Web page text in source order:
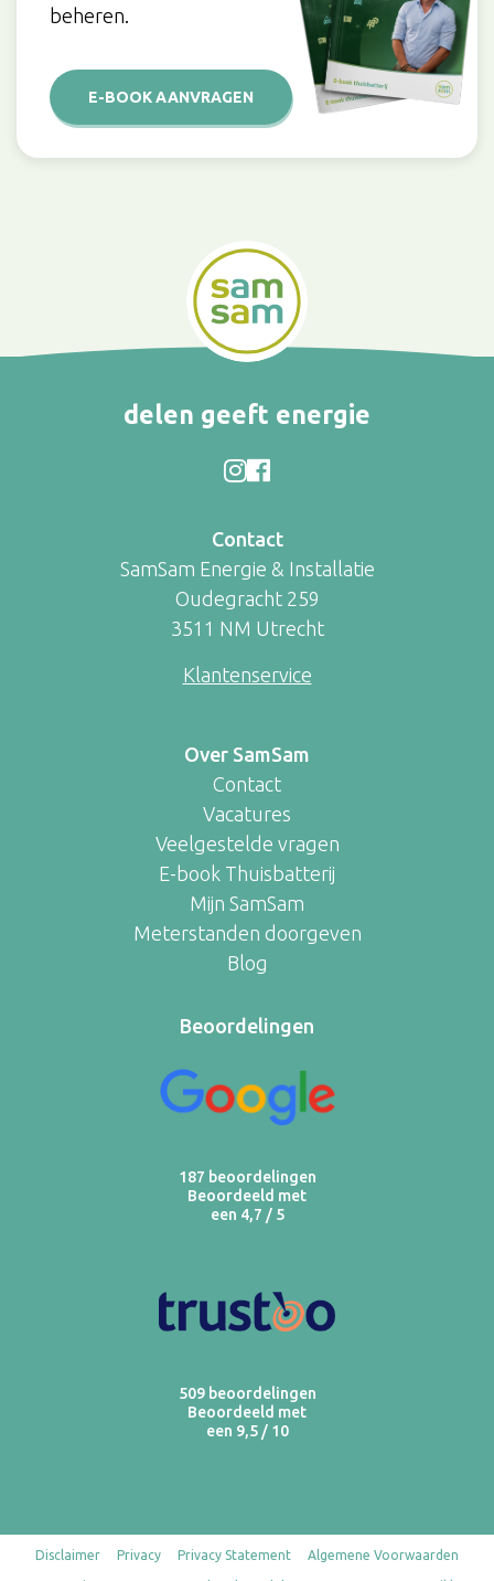
beheren.
E-BOOK AANVRAGEN
delen geeft energie
Contact
SamSam Energie & Installatie
Oudegracht 259
3511 NM Utrecht
Klantenservice
Over SamSam
Contact
Vacatures
Veelgestelde vragen
E-book Thuisbatterij
Mijn SamSam
Meterstanden doorgeven
Blog
Beoordelingen
187 beoordelingen
Beoordeeld met
een 4,7 / 5
509 beoordelingen
Beoordeeld met
een 9,5 / 10
Disclaimer Privacy Privacy Statement Algemene Voorwaarden